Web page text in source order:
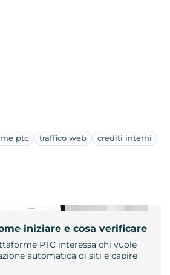
ptc traffico web crediti interni
iniziare e cosa verificare
PTC interessa chi vuole
automatica di siti e capire